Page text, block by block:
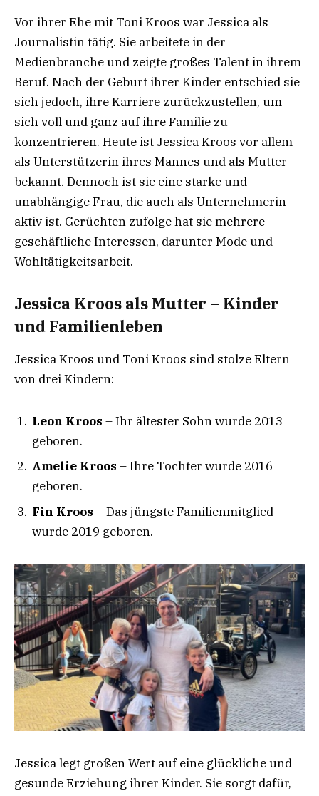
Vor ihrer Ehe mit Toni Kroos war Jessica als
Journalistin tätig. Sie arbeitete in der
Medienbranche und zeigte großes Talent in ihrem
Beruf. Nach der Geburt ihrer Kinder entschied sie
sich jedoch, ihre Karriere zurückzustellen, um
sich voll und ganz auf ihre Familie zu
konzentrieren. Heute ist Jessica Kroos vor allem
als Unterstützerin ihres Mannes und als Mutter
bekannt. Dennoch ist sie eine starke und
unabhängige Frau, die auch als Unternehmerin
aktiv ist. Gerüchten zufolge hat sie mehrere
geschäftliche Interessen, darunter Mode und
Wohltätigkeitsarbeit.
Jessica Kroos als Mutter – Kinder
und Familienleben
Jessica Kroos und Toni Kroos sind stolze Eltern
von drei Kindern:
Leon Kroos – Ihr ältester Sohn wurde 2013
geboren.
Amelie Kroos – Ihre Tochter wurde 2016
geboren.
Fin Kroos – Das jüngste Familienmitglied
wurde 2019 geboren.
Jessica legt großen Wert auf eine glückliche und
gesunde Erziehung ihrer Kinder. Sie sorgt dafür,